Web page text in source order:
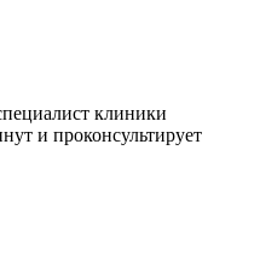
клиники
и проконсультирует